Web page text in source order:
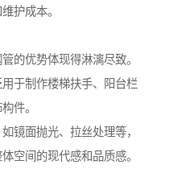
护成本。
的优势体现得淋漓尽致。
于制作楼梯扶手、阳台栏
件。
镜面抛光、拉丝处理等，
空间的现代感和品质感。